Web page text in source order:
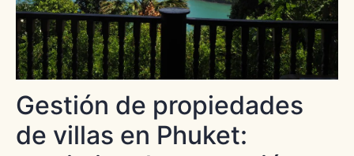
Gestión de propiedades
de villas en Phuket: